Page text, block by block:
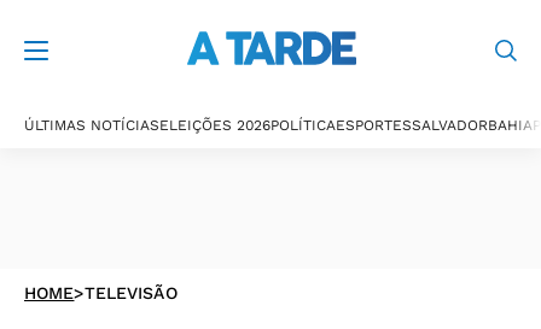
ÚLTIMAS NOTÍCIASELEIÇÕES 2026POLÍTICAESPORTESSALVADORBAHIA
HOME>TELEVISÃO